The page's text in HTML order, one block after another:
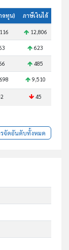
ดทุน) ภาษีเงินได้
12,806
623
485
9,510
45
จัดอันดับทั้งหมด